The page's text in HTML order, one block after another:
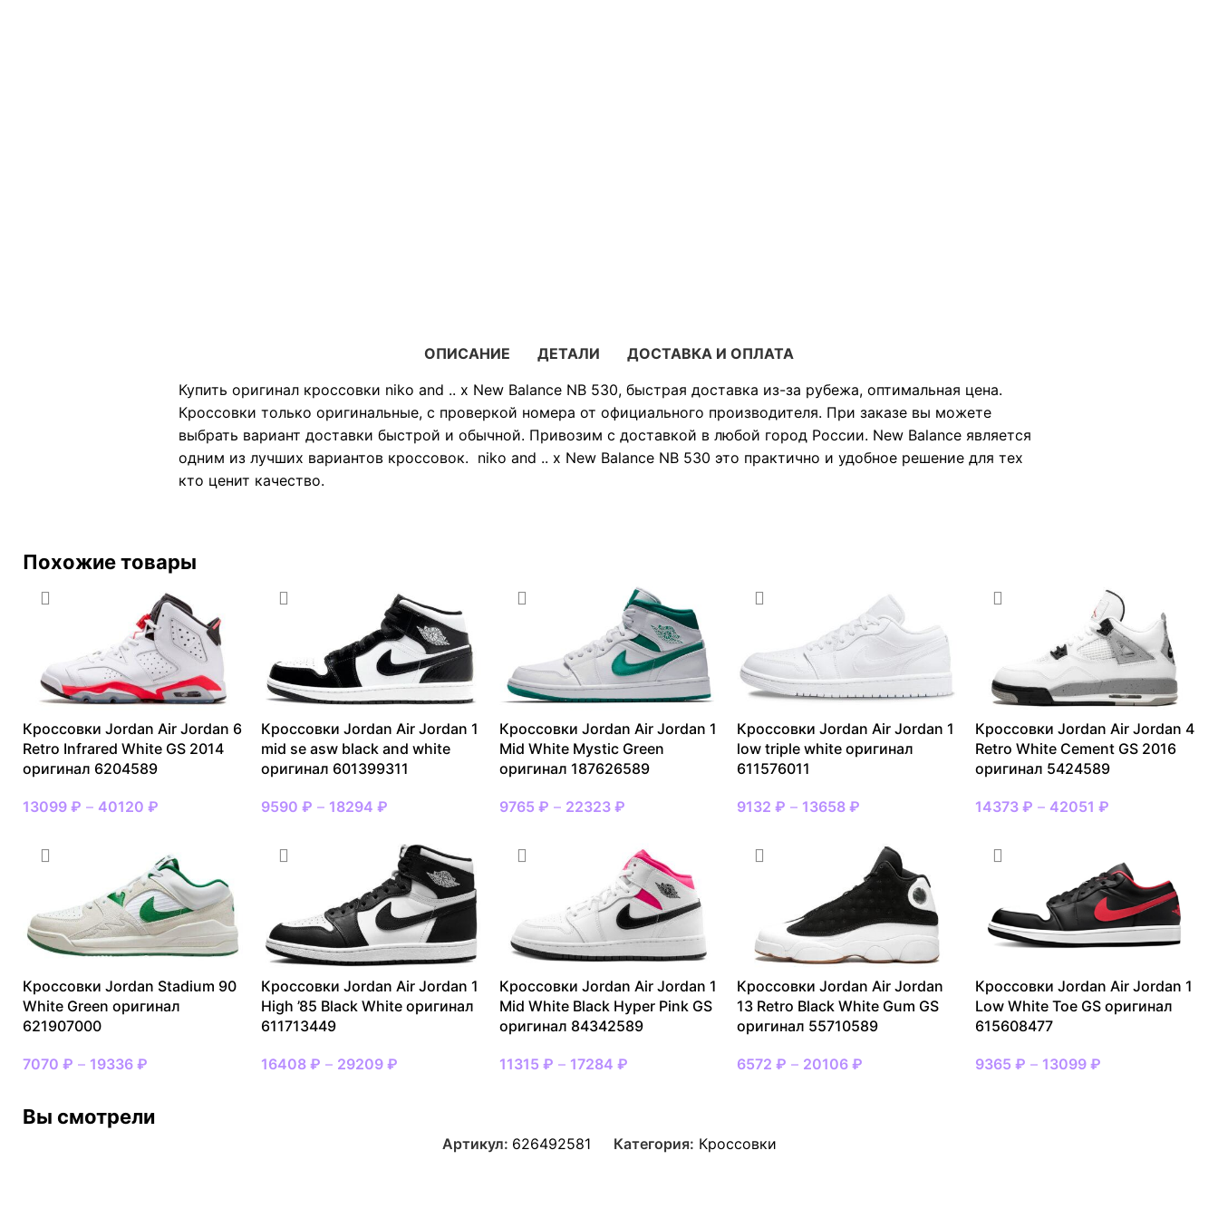
ОПИСАНИЕ ДЕТАЛИ
ДОСТАВКА И ОПЛАТА
Купить оригинал кроссовки niko and .. x New Balance NB 530, быстрая доставка из-за рубежа, оптимальная цена.
Кроссовки только оригинальные, с проверкой номера от официального производителя. При заказе вы можете
выбрать вариант доставки быстрой и обычной. Привозим с доставкой в любой город России. New Balance является
одним из лучших вариантов кроссовок. niko and .. x New Balance NB 530 это практично и удобное решение для тех
кто ценит качество.
Похожие товары
Кроссовки Jordan Air Jordan 6
Retro Infrared White GS 2014
оригинал 6204589
13099 ₽ – 40120 ₽
Кроссовки Jordan Air Jordan 1
mid se asw black and white
оригинал 601399311
9590 ₽ – 18294 ₽
Кроссовки Jordan Air Jordan 1
Mid White Mystic Green
оригинал 187626589
9765 ₽ – 22323 ₽
Кроссовки Jordan Air Jordan 1
low triple white оригинал
611576011
9132₽ – 13658₽
Кроссовки Jordan Air Jordan 4
Retro White Cement GS 2016
оригинал 5424589
14373₽ – 42051₽
Кроссовки Jordan Stadium 90
White Green оригинал
621907000
7070 ₽ – 19336 ₽
Кроссовки Jordan Air Jordan 1
High ’85 Black White оригинал
611713449
16408 ₽ – 29209 ₽
Кроссовки Jordan Air Jordan 1
Mid White Black Hyper Pink GS
оригинал 84342589
11315 ₽ – 17284 ₽
Кроссовки Jordan Air Jordan
13 Retro Black White Gum GS
оригинал 55710589
6572₽ – 20106₽
Кроссовки Jordan Air Jordan 1
Low White Toe GS оригинал
615608477
9365₽ – 13099₽
Вы смотрели
Артикул: 626492581 Категория: Кроссовки